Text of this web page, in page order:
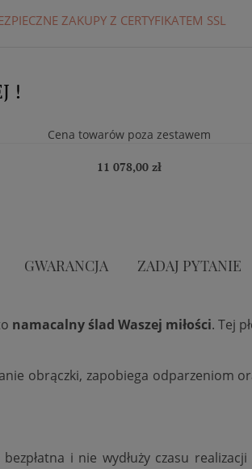
ZAKUPY Z CERTYFIKATEM SSL
!
Cena towarów poza zestawem
11 078,00 zł
GWARANCJA ZADAJ PYTANIE
namacalny ślad Waszej miłości. Tej
obrączki, zapobiega odparzeniom
bezpłatna i nie wydłuży czasu